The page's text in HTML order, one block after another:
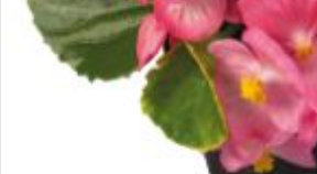
Palīglīdzekļi augu audzēšanai
Klientu Diena
Novatec - izcils mēslošanai arī
sezonas otrajā pusē!